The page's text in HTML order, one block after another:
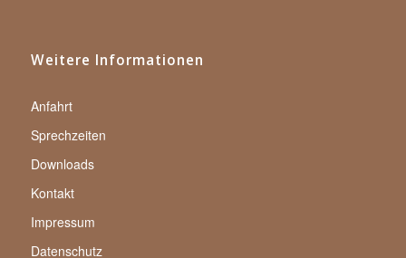
Weitere Informationen
Anfahrt
Sprechzeiten
Downloads
Kontakt
Impressum
Datenschutz